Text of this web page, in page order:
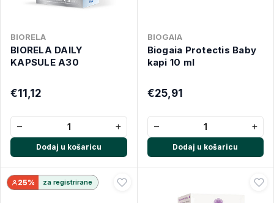
BIORELA
BIORELA DAILY
KAPSULE A30
€11,12
− +
Dodaj u košaricu
BIOGAIA
Biogaia Protectis Baby
kapi 10 ml
€25,91
− +
Dodaj u košaricu
25% za registrirane